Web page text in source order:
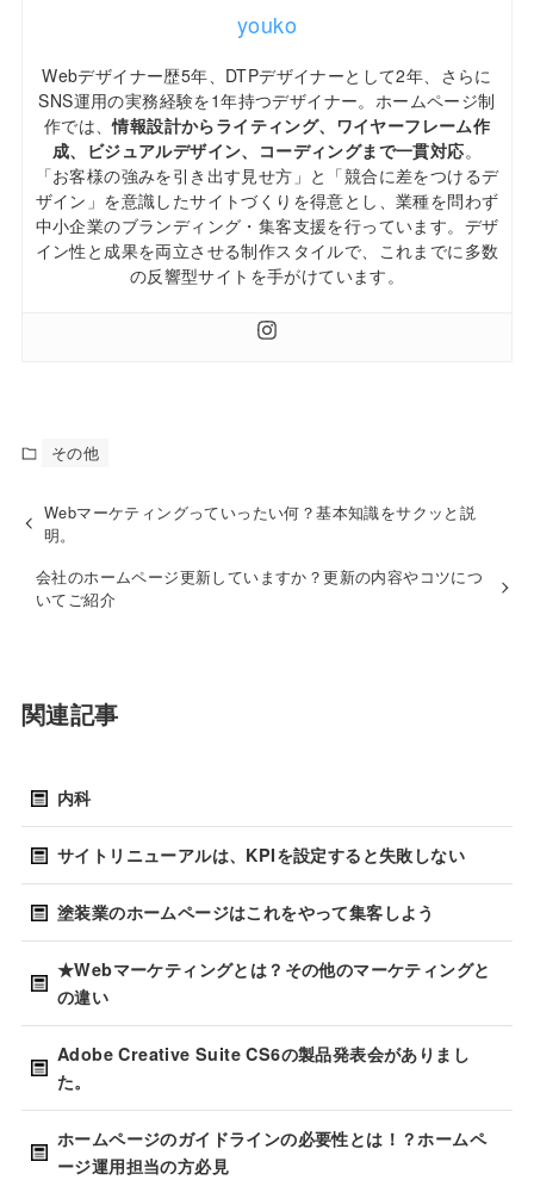
youko
Webデザイナー歴5年、DTPデザイナーとして2年、さらに
SNS運用の実務経験を1年持つデザイナー。ホームページ制
作では、情報設計からライティング、ワイヤーフレーム作
成、ビジュアルデザイン、コーディングまで一貫対応。
「お客様の強みを引き出す見せ方」と「競合に差をつけるデ
ザイン」を意識したサイトづくりを得意とし、業種を問わず
中小企業のブランディング・集客支援を行っています。デザ
イン性と成果を両立させる制作スタイルで、これまでに多数
の反響型サイトを手がけています。
その他
Webマーケティングっていったい何？基本知識をサクッと説
明。
会社のホームページ更新していますか？更新の内容やコツにつ
いてご紹介
関連記事
内科
サイトリニューアルは、KPIを設定すると失敗しない
塗装業のホームページはこれをやって集客しよう
★Webマーケティングとは？その他のマーケティングと
の違い
Adobe Creative Suite CS6の製品発表会がありまし
た。
ホームページのガイドラインの必要性とは！？ホームペ
ージ運用担当の方必見